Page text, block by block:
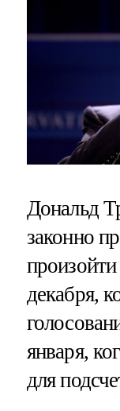
Дональд
законно
декабря,
января,
для